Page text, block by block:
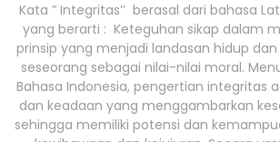
Kata ” Integritas’’ berasal dari bahasa
yang berarti : Keteguhan sikap dalam
prinsip yang menjadi landasan hidup
seseorang sebagai nilai-nilai moral.
Bahasa Indonesia, pengertian integritas
dan keadaan yang menggambarkan
sehingga memiliki potensi dan